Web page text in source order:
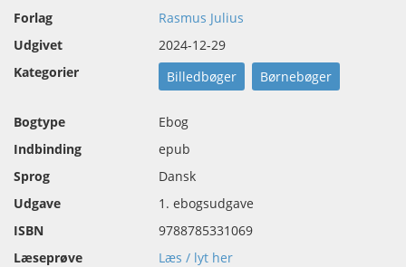
Forlag
Rasmus Julius
Udgivet
2024-12-29
Kategorier
Billedbøger Børnebøger
Bogtype
Ebog
Indbinding
epub
Sprog
Dansk
Udgave
1. ebogsudgave
ISBN
9788785331069
Læseprøve
Læs / lyt her